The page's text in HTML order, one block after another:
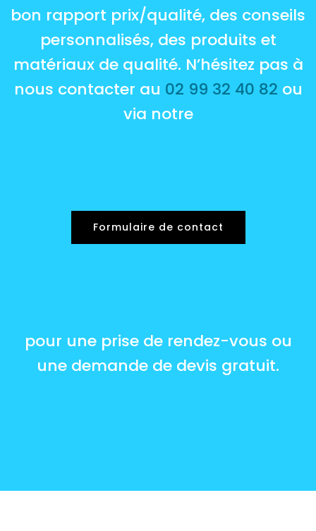
bon rapport prix/qualité, des conseils
personnalisés, des produits et
matériaux de qualité. N’hésitez pas à
nous contacter au 02 99 32 40 82 ou
via notre
Formulaire de contact
pour une prise de rendez-vous ou
une demande de devis gratuit.